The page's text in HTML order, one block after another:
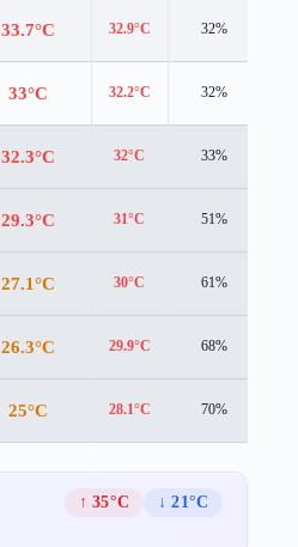
33.7°C 32.9°C 32%
33°C 32.2°C 32%
32.3°C 32°C 33%
29.3°C 31°C 51%
27.1°C 30°C 61%
26.3°C 29.9°C 68%
25°C 28.1°C 70%
↑ 35°C
↓ 21°C